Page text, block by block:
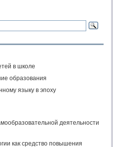
в школе
образования
языку в эпоху
деятельности
как средство повышения